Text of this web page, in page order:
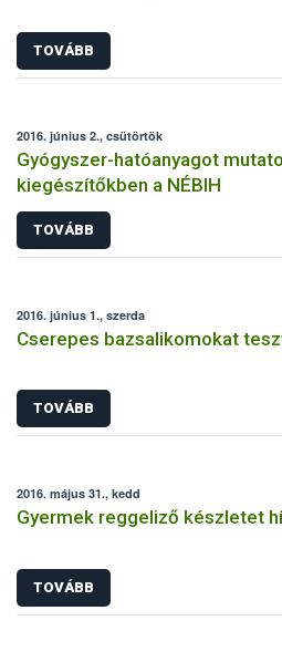
TOVÁBB
2016. június 2., csütörtök
Gyógyszer-hatóanyagot
kiegészítőkben a NÉBIH
TOVÁBB
2016. június 1., szerda
Cserepes bazsalikomokat
TOVÁBB
2016. május 31., kedd
Gyermek reggeliző készletet
TOVÁBB